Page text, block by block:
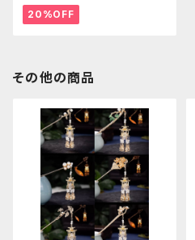
20%OFF
その他の商品